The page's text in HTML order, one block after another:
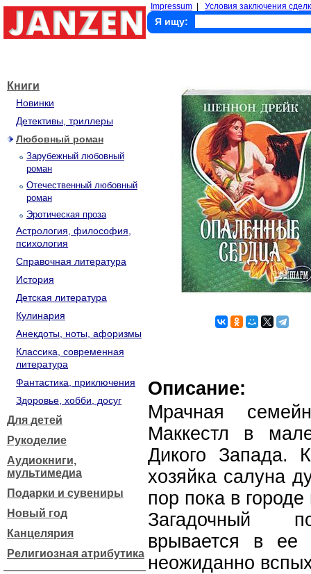
Impressum Условия заключения
Я ищу:
Книги
Новинки
Детективы, триллеры
Любовный роман
Зарубежный любовный
роман
Отечественный любовный
роман
Эротическая проза
Астрология, философия,
психология
Справочная литература
История
Детская литература
Кулинария
Анекдоты, ноты, афоризмы
Классика, современная
литература
Фантастика, приключения
Здоровье, хобби, досуг
Для детей
Рукоделие
Аудиокниги,
мультимедиа
Подарки и сувениры
Новый год
Канцелярия
Религиозная атрибутика
Описание:
Мрачная
Маккестл в
Дикого Запада.
хозяйка салуна
пор пока в
Загадочный
врывается в ее
неожиданно